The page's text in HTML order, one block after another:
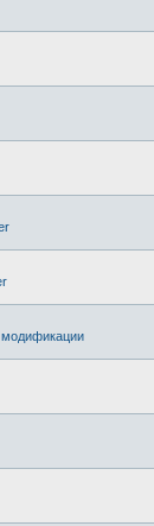
модификации